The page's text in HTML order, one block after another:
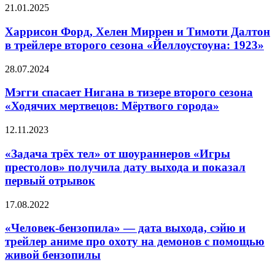
самурай»
дату
выхода
трейлер
Харрисон
Хелен
Миррен
и
Далтон
трейлере
второго
«Йеллоустоуна:
21.01.2025
Харрисон Форд, Хелен Миррен и Тимоти Далтон
в трейлере второго сезона «Йеллоустоуна: 1923»
Мэгги
Нигана
тизере
сезона
мертвецов:
Мёртвого
города»
28.07.2024
Мэгги спасает Нигана в тизере второго сезона
«Ходячих мертвецов: Мёртвого города»
«Задача
тел»
от
шоураннеров
«Игры
получила
выхода
и
показал
первый
12.11.2023
«Задача трёх тел» от шоураннеров «Игры
престолов» получила дату выхода и показал
первый отрывок
«Человек-
—
выхода,
сэйю
17.08.2022
«Человек-бензопила» — дата выхода, сэйю и
трейлер аниме про охоту на демонов с помощью
живой бензопилы